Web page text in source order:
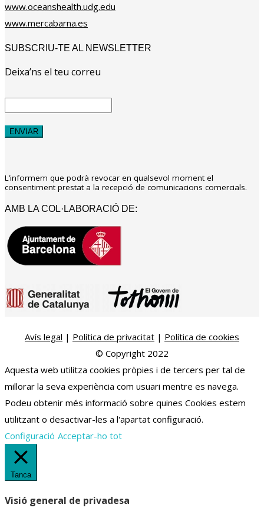
www.oceanshealth.udg.edu
www.mercabarna.es
SUBSCRIU-TE AL NEWSLETTER
Deixa’ns el teu correu
L’informem que podrà revocar en qualsevol moment el
consentiment prestat a la recepció de comunicacions comercials.
AMB LA COL·LABORACIÓ DE:
Avís legal | Política de privacitat | Política de cookies
© Copyright 2022
Aquesta web utilitza cookies pròpies i de tercers per tal de
millorar la seva experiència com usuari mentre es navega.
Podeu obtenir més informació sobre quines Cookies estem
utilitzant o desactivar-les a l'apartat configuració.
Configuració Acceptar-ho tot
Tanca
Visió general de privadesa